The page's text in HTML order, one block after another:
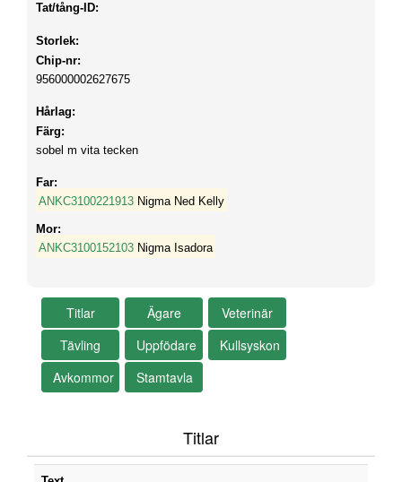
Tat/tång-ID:
Storlek:
Chip-nr:
956000002627675
Hårlag:
Färg:
sobel m vita tecken
Far:
ANKC3100221913 Nigma Ned Kelly
Mor:
ANKC3100152103 Nigma Isadora
Titlar